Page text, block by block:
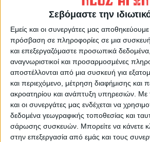
Σεβόμαστε την
Εμείς και οι συνεργάτες μας
πρόσβαση σε πληροφορίες σε μια
και επεξεργαζόμαστε προσωπικά
αναγνωριστικοί και προσαρμοσμένες
αποστέλλονται από μια συσκευή για
και περιεχόμενο, μέτρηση διαφήμισης και
ακροατηρίου και ανάπτυξη υπηρεσιών. Με
και οι συνεργάτες μας ενδέχεται να
δεδομένα γεωγραφικής τοποθεσίας και
σάρωσης συσκευών. Μπορείτε να κάνετε
στην επεξεργασία από εμάς και τους